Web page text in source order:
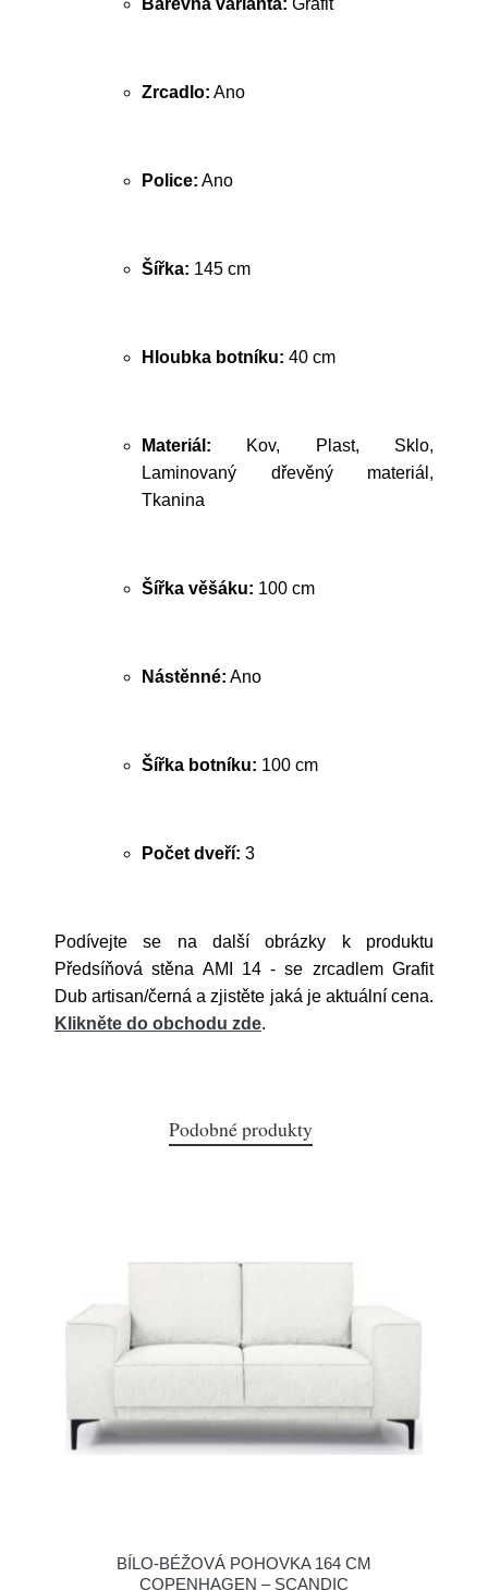
Barevná varianta: Grafit
Zrcadlo: Ano
Police: Ano
Šířka: 145 cm
Hloubka botníku: 40 cm
Materiál: Kov, Plast, Sklo,
Laminovaný dřevěný materiál,
Tkanina
Šířka věšáku: 100 cm
Nástěnné: Ano
Šířka botníku: 100 cm
Počet dveří: 3
Podívejte se na další obrázky k produktu
Předsíňová stěna AMI 14 - se zrcadlem Grafit
Dub artisan/černá a zjistěte jaká je aktuální cena.
Klikněte do obchodu zde.
Podobné produkty
BÍLO-BÉŽOVÁ POHOVKA 164 CM
COPENHAGEN – SCANDIC